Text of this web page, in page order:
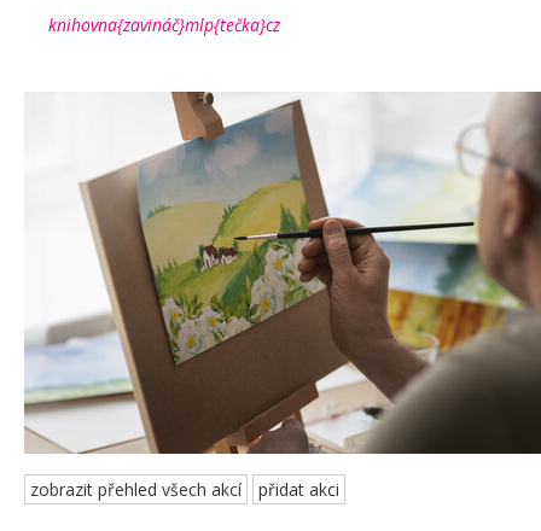
knihovna{zavináč}mlp{tečka}cz
zobrazit přehled všech akcí přidat akci